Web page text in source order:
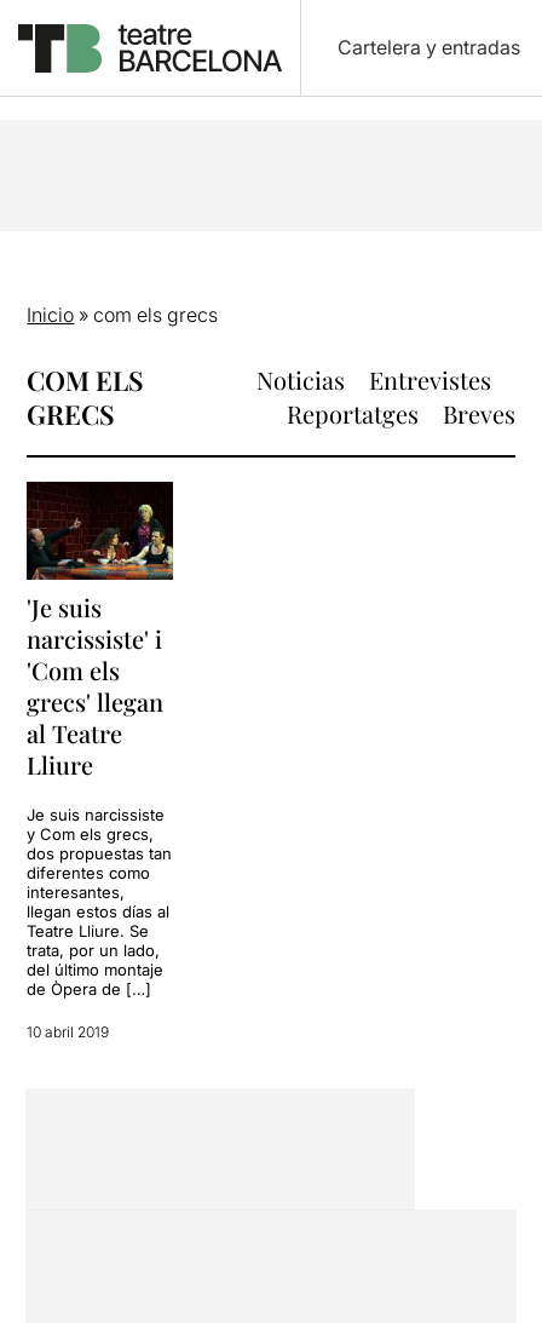
Cartelera y entradas
Inicio »com els grecs
COM ELS
GRECS
Noticias
Entrevistes
Reportatges
Breves
'Je suis
narcissiste' i
'Com els
grecs' llegan
al Teatre
Lliure
Je suis narcissiste
y Com els grecs,
dos propuestas tan
diferentes como
interesantes,
llegan estos días al
Teatre Lliure. Se
trata, por un lado,
del último montaje
de Òpera de […]
10 abril 2019